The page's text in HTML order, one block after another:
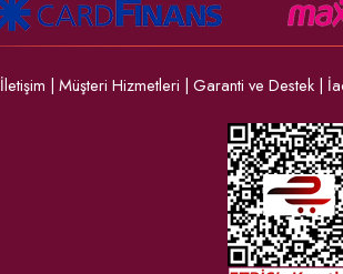
İletişim | Müşteri Hizmetleri | Garanti ve Destek |